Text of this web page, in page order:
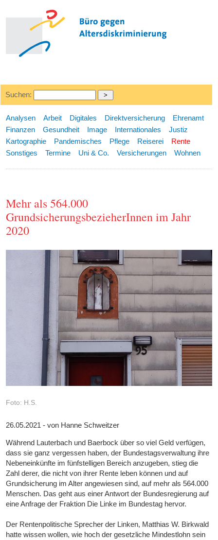
Suchen:
Analysen Arbeit Digitales Direktversicherung
Ehrenamt
Finanzen
Gesundheit Image Internationales
Justiz
Kartographie
Pandemisches Pflege Reiserei
Rente
Sonstiges
Termine Uni & Co. Versicherungen Wohnen
Mehr als 564.000
GrundsicherungsbezieherInnen im Jahr
2020
Foto: H.S.
26.05.2021 - von Hanne Schweitzer
Während Lauterbach und Baerbock über so viel Geld verfügen,
dass sie ganz vergessen haben, der Bundestagsverwaltung ihre
Nebeneinkünfte im fünfstelligen Bereich anzugeben, stieg die
Zahl derer, die nicht von ihrer Rente leben können und auf
Grundsicherung im Alter angewiesen sind, auf mehr als 564.000
Menschen. Das geht aus einer Antwort der Bundesregierung auf
eine Anfrage der Fraktion Die Linke im Bundestag hervor.
Der Rentenpolitische Sprecher der Linken, Matthias W. Birkwald
hatte wissen wollen, wie hoch der gesetzliche Mindestlohn sein